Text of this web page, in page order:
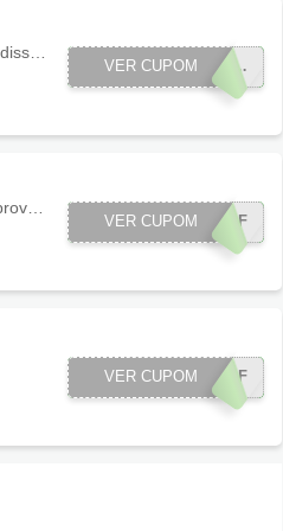
VER CUPOM
COOKTOPELETRUM
VER CUPOM
VENTILA20OFF
VER CUPOM
MONITOR10OFF